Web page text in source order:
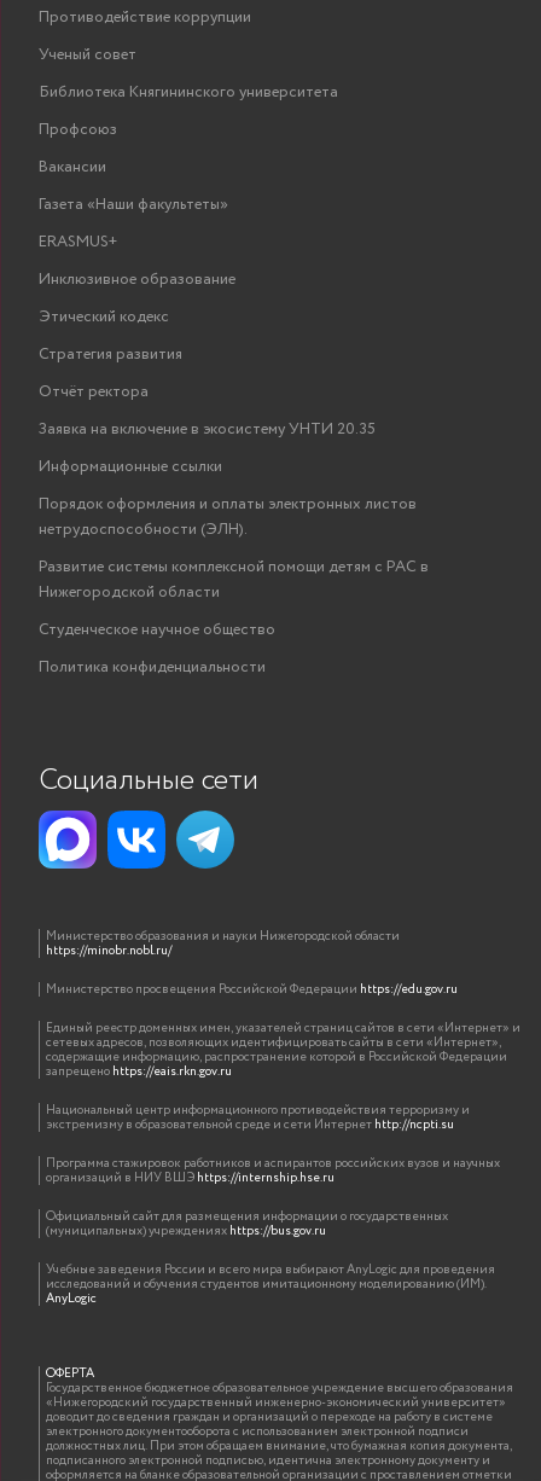
Противодействие коррупции
Ученый совет
Библиотека Княгининского университета
Профсоюз
Вакансии
Газета «Наши факультеты»
ERASMUS+
Инклюзивное образование
Этический кодекс
Стратегия развития
Отчёт ректора
Заявка на включение в экосистему УНТИ 20.35
Информационные ссылки
Порядок оформления и оплаты электронных листов
нетрудоспособности (ЭЛН).
Развитие системы комплексной помощи детям с РАС в
Нижегородской области
Студенческое научное общество
Политика конфиденциальности
Социальные сети
Министерство образования и науки Нижегородской области
https://minobr.nobl.ru/
Министерство просвещения Российской Федерации https://edu.gov.ru
Единый реестр доменных имен, указателей страниц сайтов в сети «Интернет» и
сетевых адресов, позволяющих идентифицировать сайты в сети «Интернет»,
содержащие информацию, распространение которой в Российской Федерации
запрещеноhttps://eais.rkn.gov.ru
Национальный центр информационного противодействия терроризму и
экстремизму в образовательной среде и сети Интернетhttp://ncpti.su
Программа стажировок работников и аспирантов российских вузов и научных
организаций в НИУ ВШЭhttps://internship.hse.ru
Официальный сайт для размещения информации о государственных
(муниципальных) учрежденияхhttps://bus.gov.ru
Учебные заведения России и всего мира выбирают AnyLogic для проведения
исследований и обучения студентов имитационному моделированию (ИМ).
AnyLogic
ОФЕРТА
Государственное бюджетное образовательное учреждение высшего образования
«Нижегородский государственный инженерно-экономический университет»
доводит до сведения граждан и организаций о переходе на работу в системе
электронного документооборота с использованием электронной подписи
должностных лиц. При этом обращаем внимание, что бумажная копия документа,
подписанного электронной подписью, идентична электронному документу и
оформляется на бланке образовательной организации с проставлением отметки